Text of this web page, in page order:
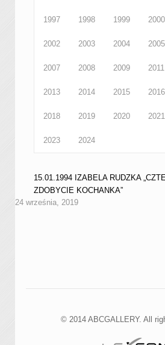
1997 1998 1999 2000
2002 2003 2004 2005
2007 2008 2009 2011
2013 2014 2015 2016
2018 2019 2020 2021
2023 2024
15.01.1994 IZABELA RUDZKA
ZDOBYCIE KOCHANKA”
24 września, 2019
© 2014 ABCGALLERY. All